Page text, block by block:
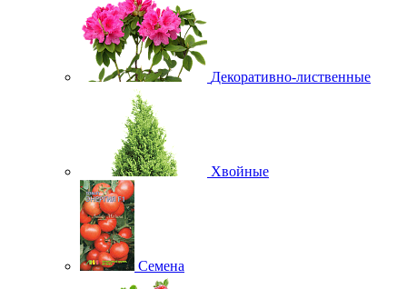
Декоративно-лиственные
Хвойные
Семена